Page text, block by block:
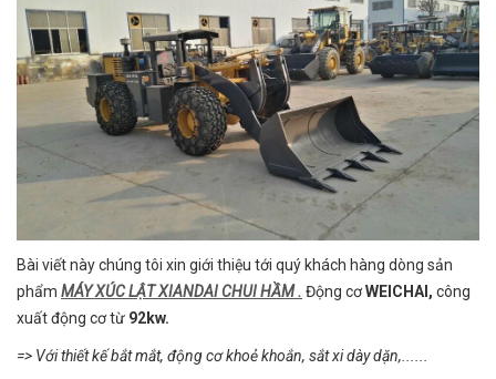
Bài viết này chúng tôi xin giới thiệu tới quý khách hàng dòng sản
phẩm MÁY XÚC LẬT XIANDAI CHUI HẦM . Động cơWEICHAI, công
xuất động cơ từ 92kw.
=> Với thiết kế bắt mắt, động cơ khoẻ khoắn, sắt xi dày dặn,......